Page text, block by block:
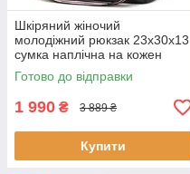
Шкіряний жіночий
молодіжний рюкзак 23х30х13
сумка наплічна на кожен
день чорна натуральна шкіра
міський стиль
Готово до відправки
1 990 ₴ 3 889 ₴
Купити